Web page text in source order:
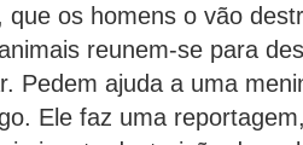
que os homens o vão
reunem-se para
Pedem ajuda a uma
Ele faz uma